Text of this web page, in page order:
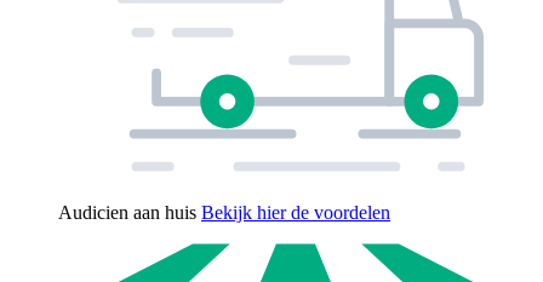
Audicien aan huis Bekijk hier de voordelen